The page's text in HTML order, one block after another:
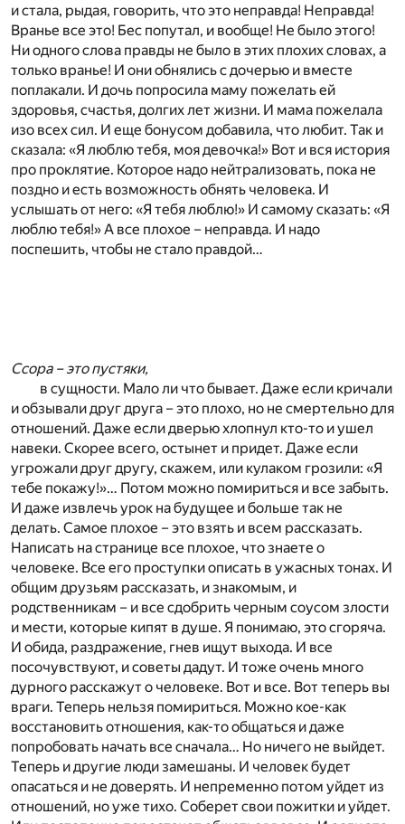
и стала, рыдая, говорить, что это неправда! Неправда!
Вранье все это! Бес попутал, и вообще! Не было этого!
Ни одного слова правды не было в этих плохих словах, а
только вранье! И они обнялись с дочерью и вместе
поплакали. И дочь попросила маму пожелать ей
здоровья, счастья, долгих лет жизни. И мама пожелала
изо всех сил. И еще бонусом добавила, что любит. Так и
сказала: «Я люблю тебя, моя девочка!» Вот и вся история
про проклятие. Которое надо нейтрализовать, пока не
поздно и есть возможность обнять человека. И
услышать от него: «Я тебя люблю!» И самому сказать: «Я
люблю тебя!» А все плохое – неправда. И надо
поспешить, чтобы не стало правдой…
Ссора – это пустяки,
в сущности. Мало ли что бывает. Даже если кричали
и обзывали друг друга – это плохо, но не смертельно для
отношений. Даже если дверью хлопнул кто-то и ушел
навеки. Скорее всего, остынет и придет. Даже если
угрожали друг другу, скажем, или кулаком грозили: «Я
тебе покажу!»… Потом можно помириться и все забыть.
И даже извлечь урок на будущее и больше так не
делать. Самое плохое – это взять и всем рассказать.
Написать на странице все плохое, что знаете о
человеке. Все его проступки описать в ужасных тонах. И
общим друзьям рассказать, и знакомым, и
родственникам – и все сдобрить черным соусом злости
и мести, которые кипят в душе. Я понимаю, это сгоряча.
И обида, раздражение, гнев ищут выхода. И все
посочувствуют, и советы дадут. И тоже очень много
дурного расскажут о человеке. Вот и все. Вот теперь вы
враги. Теперь нельзя помириться. Можно кое-как
восстановить отношения, как-то общаться и даже
попробовать начать все сначала… Но ничего не выйдет.
Теперь и другие люди замешаны. И человек будет
опасаться и не доверять. И непременно потом уйдет из
отношений, но уже тихо. Соберет свои пожитки и уйдет.